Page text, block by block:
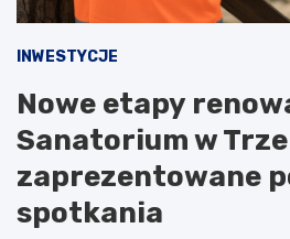
INWESTYCJE
Nowe etapy
Sanatorium w
zaprezentowane
spotkania